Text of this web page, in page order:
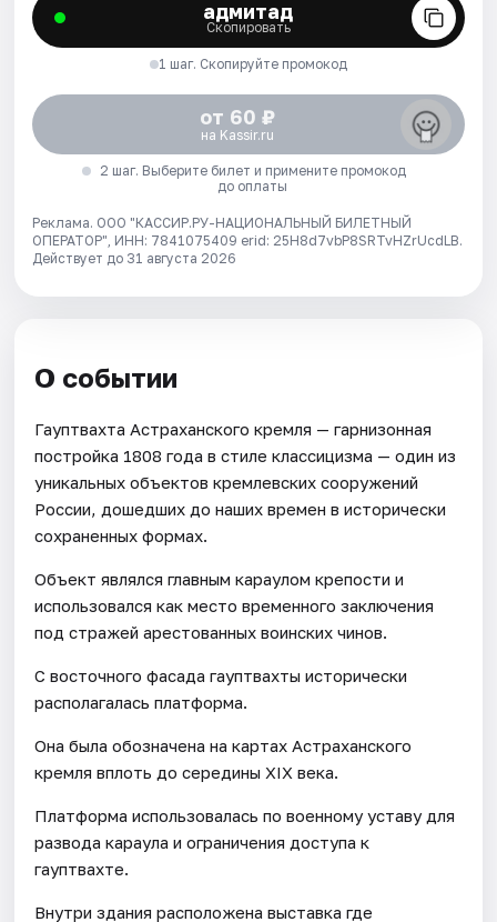
адмитад
Скопировать
1 шаг. Скопируйте промокод
от 60 ₽
на Kassir.ru
2 шаг. Выберите билет и примените промокод
до оплаты
Реклама. ООО "КАССИР.РУ-НАЦИОНАЛЬНЫЙ БИЛЕТНЫЙ
ОПЕРАТОР", ИНН: 7841075409 erid: 25H8d7vbP8SRTvHZrUcdLB.
Действует до 31 августа 2026
О событии
Гауптвахта Астраханского кремля — гарнизонная
постройка 1808 года в стиле классицизма — один из
уникальных объектов кремлевских сооружений
России, дошедших до наших времен в исторически
сохраненных формах.
Объект являлся главным караулом крепости и
использовался как место временного заключения
под стражей арестованных воинских чинов.
С восточного фасада гауптвахты исторически
располагалась платформа.
Она была обозначена на картах Астраханского
кремля вплоть до середины XIX века.
Платформа использовалась по военному уставу для
развода караула и ограничения доступа к
гауптвахте.
Внутри здания расположена выставка где